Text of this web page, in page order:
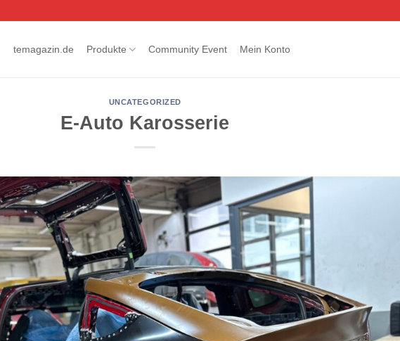
temagazin.de Produkte Community Event Mein Konto
UNCATEGORIZED
E-Auto Karosserie